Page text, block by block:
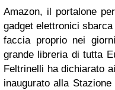
Amazon, il portalone
gadget elettronici
faccia proprio nei
grande libreria di tutta
Feltrinelli ha dichiarato
inaugurato alla